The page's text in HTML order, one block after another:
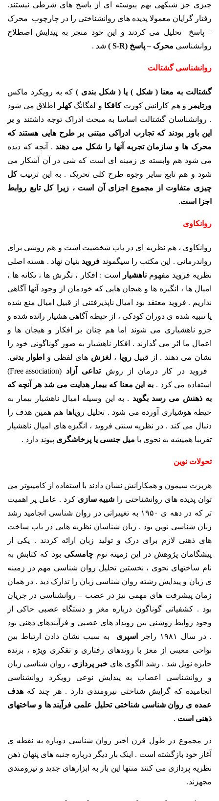
چیزی جز شبکه­ی بهم پیوسته ای از پاسخ های شرطی نیستند.
رفتار گرایان معمولا پدیده های روانشناختی را در چارچوب محرک
– پاسخ تحلیل می کردند و این خود منجر به پیدایش اصطلاح
روانشناسی محرک – پاسخ (S-R ) شد .
روانشناسی گشتالت
گشتالت به معنا ( شکل ) یا ( شکل بندی )که به رویکرد ماکس
ورتایمر
و هم کارانش کورتکافکا و لفگانگکهلر
اطلاق می شود
. روانشناسان گشتالت اساسا به مبحث ادراک توجه داشتند و بر
این باور بودند که تجارب ادراکی مبتنی بر طرح هایی هستند که
محرک ها و سازمان تجربه آنها را شکل می دهند . آنچه که دیده
می شود هم وابسته ی زمینه ای است که شی در آن آشکار می
شود و هم تابع سایر وجوه طرح کلی تحریک . به این ترتیب کل
چیزی متفاوت از مجموع اجزای آن است ، زیرا کل تابع روابط
اجزا است.
روانکاوی
روانکاوی ، هم نظریه ای در باب شخصیت است و هم روشی برای
رواندرمانی . این مکتب را سیگموند فروید بنیان نهاد . هسته اصلی
نظریه فروید مفهومناهشیار
است : افکار ، نگرش ها ، تکانه ها ،
امیال ها ، انگیزه ها و هیجان هایی که خودمان از وجود آنها آگاهی
نداریم . فروید معتقد بود امیال ناپذیرفتنی از قبیل امیال منع شده
یا تنبیه شده ی دوران کودکی ، از حیطه آگاهی هشیار رانده شده و
جزو ناهشیاری می شوند اما هم چنان بر افکار و هیجان ها و
اعمال ما اثر می گذارند . افکار ناهشیار به صور گوناگونی خود را
نشان می دهند . از قبیلرویا ، لغزش های لفظی و اطوار بدنی.
فروید در کار درمان از روش تداعی آزاد
(Free association)
استفاده می کرد . به این معنا که بیمار هدایت می شد هر آنچه که
به ذهنش می رسد بگوید . به این وسیله امیال ناهشیار بیمار به
حیطه هوشیاری آورده می شود . تحلیل رویاها هم همین هدف را
دنبال می کند . در نظریه سنتی فروید ، انگیزه های امیال ناهشیار
تقریبا همیشه به نحوی با میل جنسی یا پرخاشگری پیوند دارد .
تحولات نوین
هربرت سیمون و همکارانش نشان دادند با استفاده از کامپیوتر می
توان پدیده های روانشناختی را شبیه سازی کرد . عامل پر اهمیت
تر که در دهه ی ۱۹۵۰ به تغییراتی در روان شناسی انجامید رشد
زبان شناسی نوین بود . زبان شناسان نظریه هایی در باب ساخت
های ذهنی لازم برای درک و تولید زبان ارائه کردند . یکی از
پیشگامان پژوهش در این زمینه نومچامسکی بود که کتابش به
نام ساختهای نحوی ، نخستین تحلیل روان شناسی مهم در زمینه
ی زبان و پیدایش رشته روان شناسی زبان را تدارک دید . در همان
زمان پیشرفت های مهمی نیز در عصب – روانشناسی در جریان
بود . کشفیاتی گوناگون درباره مغز و دستگاه عصبی حاکی از
وجود روابط روشنی بین رویداد های عصبی و فرآیندهای ذهنی بود
. در سال ۱۹۸۱ راجر
اسپری
به سبب نشان دادن ارتباط بین
نواحی معینی از مغز با روندهای رفتاری و تفکری ویژه ، برنده
جایزه نوبل شد . رشد الگوی های خبر پردازی ، روان شناسی زبان
و روانشناسی اعصاب به پیدایش نوعی رویکرد روانشناسی
انجامیده که گرایش شناختی نیرومندی دارد . هر چند که هدف
عمده ی روان شناسی شناختی تحلیل علمی فرآیند ها و ساختهای
ذهنی است .
در مجموع در طول قرن اخیر روان شناسی دوباره به نقطه ی
آغاز خود بازگشته است . اینک بار دیگر درباره جنبه های پنهان ذهن
نظریه پردازی می کنند منتها این بار به ابزارهای جدید و نیرومندی
مجهزند.